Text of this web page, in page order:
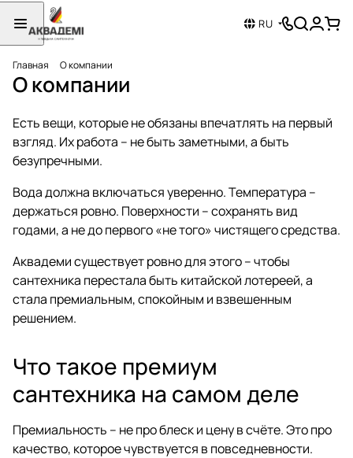
RU
Главная О компании
О компании
Есть вещи, которые не обязаны впечатлять на первый
взгляд. Их работа – не быть заметными, а быть
безупречными.
Вода должна включаться уверенно. Температура –
держаться ровно. Поверхности – сохранять вид
годами, а не до первого «не того» чистящего средства.
Аквадеми существует ровно для этого – чтобы
сантехника перестала быть китайской лотереей, а
стала премиальным, спокойным и взвешенным
решением.
Что такое премиум
сантехника на самом деле
Премиальность – не про блеск и цену в счёте. Это про
качество, которое чувствуется в повседневности.